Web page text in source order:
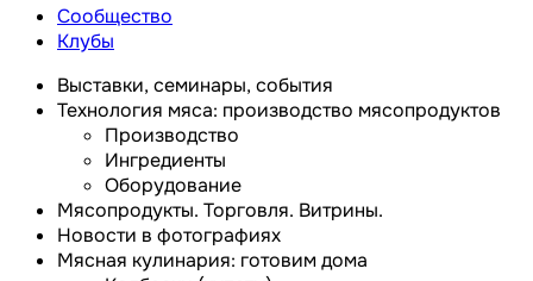
Сообщество
Клубы
Выставки, семинары, события
Технология мяса: производство мясопродуктов
Производство
Ингредиенты
Оборудование
Мясопродукты. Торговля. Витрины.
Новости в фотографиях
Мясная кулинария: готовим дома